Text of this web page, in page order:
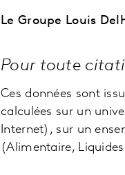
Le Groupe Louis
Pour toute
Ces données sont
calculées sur un
Internet), sur un
(Alimentaire,